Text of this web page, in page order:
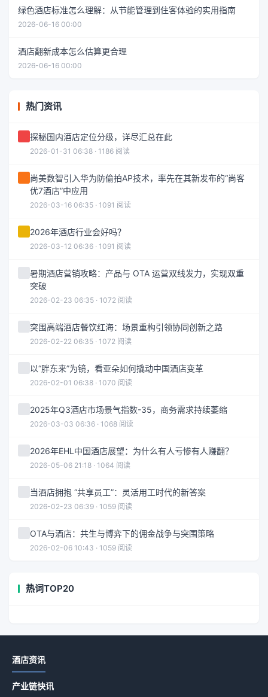
绿色酒店标准怎么理解：从节能管理到住客体验的实用指南
2026-06-16 00:00
酒店翻新成本怎么估算更合理
2026-06-16 00:00
热门资讯
探秘国内酒店定位分级，详尽汇总在此
2026-01-31 06:38 · 1186 阅读
尚美数智引入华为防偷拍AP技术，率先在其新发布的“尚客
优7酒店”中应用
2026-03-16 06:35 · 1091 阅读
2026年酒店行业会好吗？
2026-03-12 06:36 · 1091 阅读
暑期酒店营销攻略：产品与 OTA 运营双线发力，实现双重
突破
2026-02-23 06:35 · 1072 阅读
突围高端酒店餐饮红海：场景重构引领协同创新之路
2026-02-22 06:35 · 1072 阅读
以“胖东来”为镜，看亚朵如何撬动中国酒店变革
2026-02-01 06:38 · 1070 阅读
2025年Q3酒店市场景气指数-35，商务需求持续萎缩
2026-03-03 06:36 · 1068 阅读
2026年EHL中国酒店展望：为什么有人亏惨有人赚翻？
2026-05-06 21:18 · 1064 阅读
当酒店拥抱 “共享员工”：灵活用工时代的新答案
2026-02-23 06:39 · 1059 阅读
OTA与酒店：共生与博弈下的佣金战争与突围策略
2026-02-06 10:43 · 1059 阅读
热词TOP20
酒店资讯
产业链快讯